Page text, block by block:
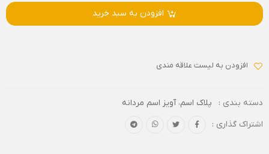
افزودن به سبد خرید
افزودن به لیست علاقه مندی
دسته بندی : پلاک اسم،آویز اسم مردانه
اشتراک گذاری :